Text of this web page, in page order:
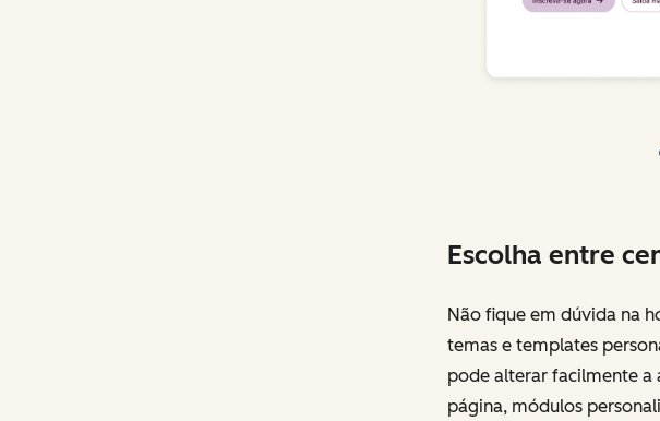
Escolha entre
Não fique em dúvida na
temas e templates
pode alterar facilmente a
página, módulos